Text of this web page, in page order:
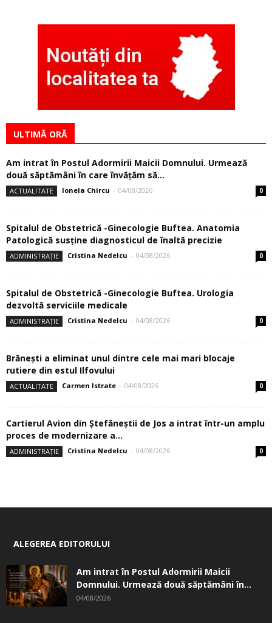
ULTIMĂ ORĂ
Am intrat în Postul Adormirii Maicii Domnului. Urmează
două săptămâni în care învăţăm să...
ACTUALITATE Ionela Chircu - 04/08/2026 0
Spitalul de Obstetrică -Ginecologie Buftea. Anatomia
Patologică susţine diagnosticul de înaltă precizie
ADMINISTRAȚIE Cristina Nedelcu - 04/08/2026 0
Spitalul de Obstetrică -Ginecologie Buftea. Urologia
dezvoltă serviciile medicale
ADMINISTRAȚIE Cristina Nedelcu - 04/08/2026 0
Brănești a eliminat unul dintre cele mai mari blocaje
rutiere din estul Ilfovului
ACTUALITATE Carmen Istrate - 04/08/2026 0
Cartierul Avion din Ştefăneştii de Jos a intrat într-un amplu
proces de modernizare a...
ADMINISTRAȚIE Cristina Nedelcu - 04/08/2026 0
ALEGEREA EDITORULUI
Am intrat în Postul Adormirii Maicii
Domnului. Urmează două săptămâni în...
04/08/2026